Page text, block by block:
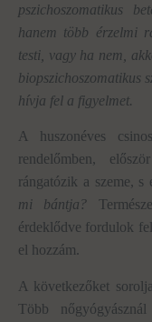
pszichoszomatikus
hanem több érzelmi
testi, vagy ha nem,
biopszichoszomatikus
hívja fel a figyelmet.
A huszonéves
rendelőmben,
rángatózik a szeme, s
mi bántja?
érdeklődve fordulok
el hozzám.
A következőket
Több